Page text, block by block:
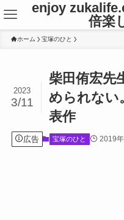
enjoy
倍楽
ホーム 宝塚のひと
柴田侑宏先
められない
表作
2023
3/11
広告 宝塚のひと 2019